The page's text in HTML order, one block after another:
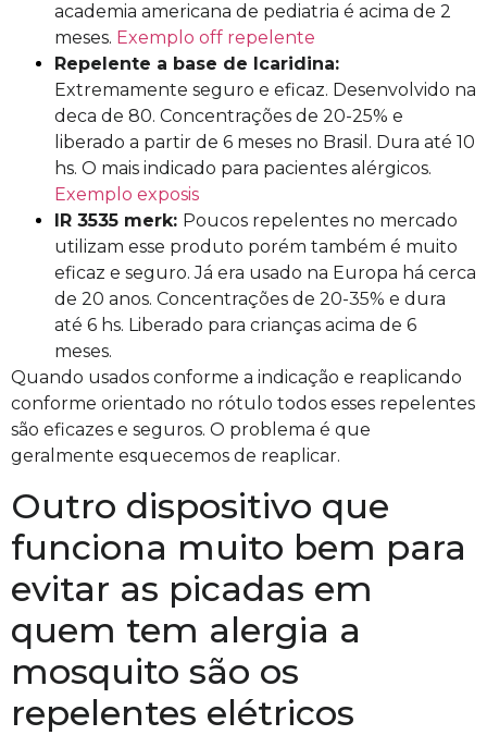
academia americana de pediatria é acima de 2
meses. Exemplo off repelente
Repelente a base de Icaridina:
Extremamente seguro e eficaz. Desenvolvido na
deca de 80. Concentrações de 20-25% e
liberado a partir de 6 meses no Brasil. Dura até 10
hs. O mais indicado para pacientes alérgicos.
Exemplo exposis
IR 3535 merk: Poucos repelentes no mercado
utilizam esse produto porém também é muito
eficaz e seguro.Já era usado na Europa há cerca
de 20 anos. Concentrações de 20-35% e dura
até 6 hs. Liberado para crianças acima de 6
meses.
Quando usados conforme a indicação e reaplicando
conforme orientado no rótulo todos esses repelentes
são eficazes e seguros. O problema é que
geralmente esquecemos de reaplicar.
Outro dispositivo que
funciona muito bem para
evitar as picadas em
quem tem alergia a
mosquito são os
repelentes elétricos